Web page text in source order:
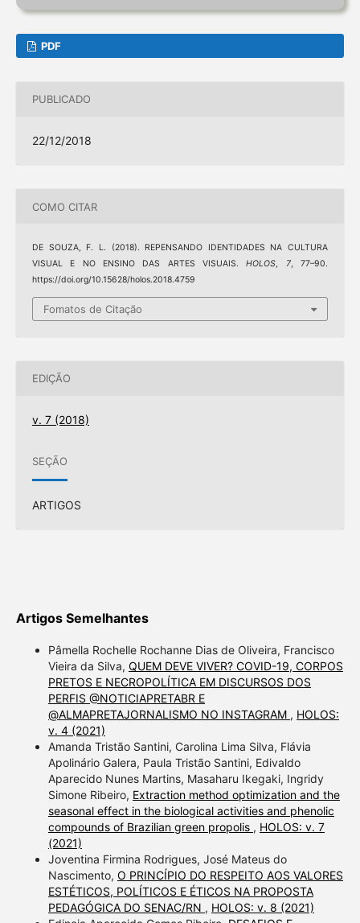
PDF
PUBLICADO
22/12/2018
COMO CITAR
DE SOUZA, F. L. (2018). REPENSANDO IDENTIDADES NA CULTURA
VISUAL E NO ENSINO DAS ARTES VISUAIS.HOLOS, 7, 77–90.
https://doi.org/10.15628/holos.2018.4759
Fomatos de Citação
EDIÇÃO
v. 7 (2018)
SEÇÃO
ARTIGOS
Artigos Semelhantes
Pâmella Rochelle Rochanne Dias de Oliveira, Francisco
Vieira da Silva, QUEM DEVE VIVER? COVID-19, CORPOS
PRETOS E NECROPOLÍTICA EM DISCURSOS DOS
PERFIS @NOTICIAPRETABR E
@ALMAPRETAJORNALISMO NO INSTAGRAM , HOLOS:
v. 4 (2021)
Amanda Tristão Santini, Carolina Lima Silva, Flávia
Apolinário Galera, Paula Tristão Santini, Edivaldo
Aparecido Nunes Martins, Masaharu Ikegaki, Ingridy
Simone Ribeiro, Extraction method optimization and the
seasonal effect in the biological activities and phenolic
compounds of Brazilian green propolis , HOLOS: v. 7
(2021)
Joventina Firmina Rodrigues, José Mateus do
Nascimento, O PRINCÍPIO DO RESPEITO AOS VALORES
ESTÉTICOS, POLÍTICOS E ÉTICOS NA PROPOSTA
PEDAGÓGICA DO SENAC/RN , HOLOS: v. 8 (2021)